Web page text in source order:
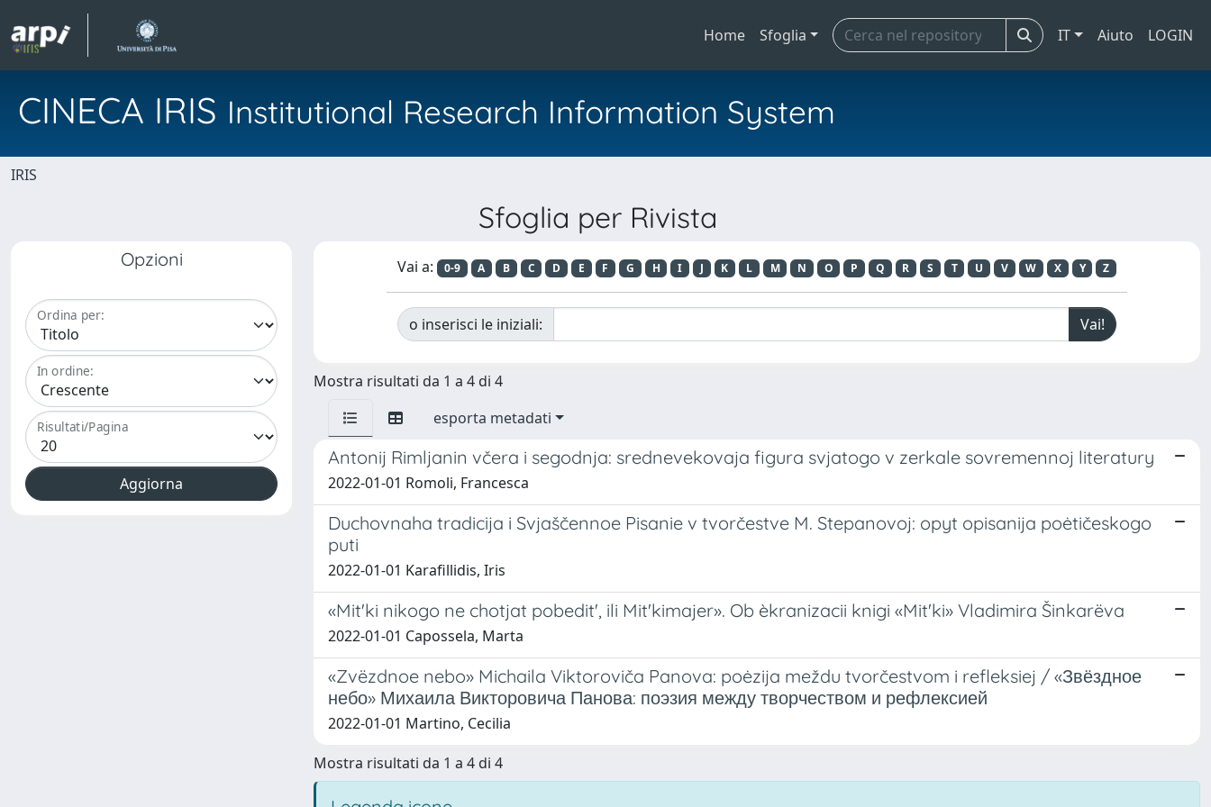
Home Sfoglia IT Aiuto LOGIN
CINECA IRIS Institutional Research Information System
IRIS
Sfoglia per Rivista
Opzioni
Ordina per:
In ordine:
Risultati/Pagina
Vai a: 0-9 A B C D E F G H I J K L M N O P Q R S T U V W X Y Z
o inserisci le iniziali:
Mostra risultati da 1 a 4 di 4
esporta metadati
Antonij Rimljanin včera i segodnja: srednevekovaja figura svjatogo v zerkale sovremennoj literatury
2022-01-01 Romoli, Francesca
Duchovnaha tradicija i Svjaščennoe Pisanie v tvorčestve M. Stepanovoj: opyt opisanija poėtičeskogo
puti
2022-01-01 Karafillidis, Iris
«Mit'ki nikogo ne chotjat pobedit', ili Mit'kimajer». Ob èkranizacii knigi «Mit'ki» Vladimira Šinkarëva
2022-01-01 Capossela, Marta
«Zvëzdnoe nebo» Michaila Viktoroviča Panova: poėzija meždu tvorčestvom i refleksiej / «Звёздное
небо» Михаила Викторовича Панова: поэзия между творчеством и рефлексией
2022-01-01 Martino, Cecilia
Mostra risultati da 1 a 4 di 4